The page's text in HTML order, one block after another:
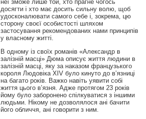
неї зможе лише той, хто прагне чогось
досягти і хто має досить сильну волю, щоб
удосконалювати самого себе і, зокрема, цю
сторону своєї особистості шляхом
застосування рекомендованих нами принципів
у власному житті.
В одному із своїх романів «Александр в
залізній масці» Дюма описує життя людини в
залізній масці, яку за наказом французького
короля Людовіка XIV було кинуто до в’язниці
на багато років. Важко навіть уявити собі
життя цього в’язня. Адже протягом 23 років
йому було заборонено спілкуватися з іншими
людьми. Нікому не дозволялося ані бачити
його обличчя, ані говорити з ним.